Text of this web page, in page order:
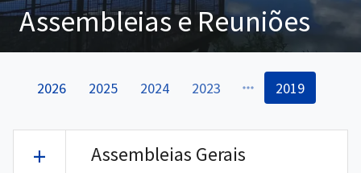
Assembleias e Reuniões
2026 2025 2024 2023 2019
Assembleias Gerais